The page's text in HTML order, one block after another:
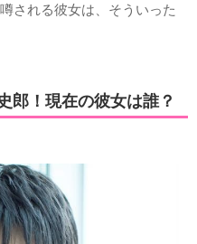
される彼女は、そういった
郎！現在の彼女は誰？